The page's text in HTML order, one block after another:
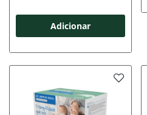
Adicionar